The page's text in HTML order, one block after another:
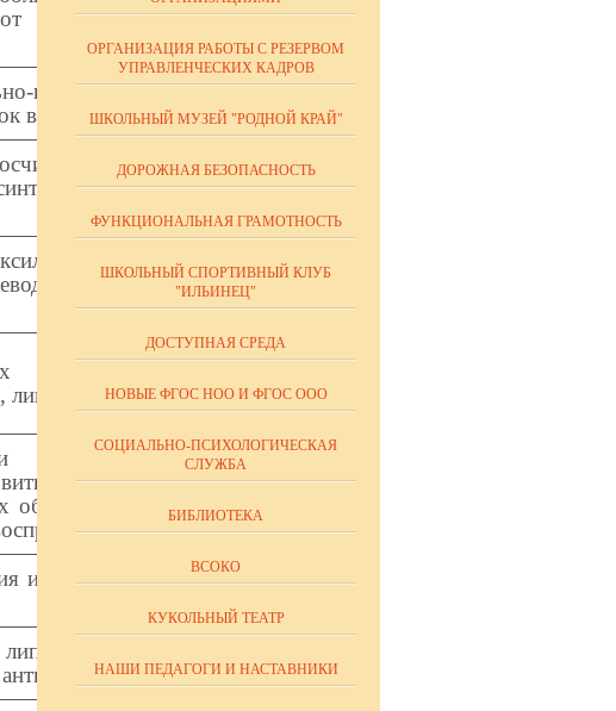
и ненасыщенных
вызывает пеллагру
одноуглеродных
аминокислот,
обмена
нуклеиновых
липидов, углеводов
мембран клеток.
организма, для
оболочек. Участвует
света)
и фосфора в крови,
влияет на
ОРГАНИЗАЦИЯ РАБОТЫ С РЕЗЕРВОМ
УПРАВЛЕНЧЕСКИХ КАДРОВ
ШКОЛЬНЫЙ МУЗЕЙ "РОДНОЙ КРАЙ"
ДОРОЖНАЯ БЕЗОПАСНОСТЬ
ФУНКЦИОНАЛЬНАЯ ГРАМОТНОСТЬ
ШКОЛЬНЫЙ СПОРТИВНЫЙ КЛУБ
"ИЛЬИНЕЦ"
ДОСТУПНАЯ СРЕДА
НОВЫЕ ФГОС НОО И ФГОС ООО
СОЦИАЛЬНО-ПСИХОЛОГИЧЕСКАЯ
СЛУЖБА
БИБЛИОТЕКА
ВСОКО
КУКОЛЬНЫЙ ТЕАТР
НАШИ ПЕДАГОГИ И НАСТАВНИКИ